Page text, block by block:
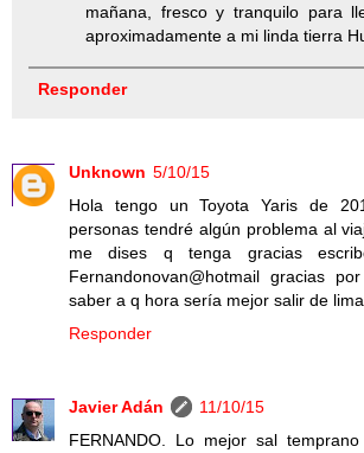
mañana, fresco y tranquilo para
aproximadamente a mi linda tierra
Responder
Unknown 5/10/15
Hola tengo un Toyota Yaris de
personas tendré algún problema al
me dises q tenga gracias
Fernandonovan@hotmail gracias
saber a q hora sería mejor salir de
Responder
Javier Adán
11/10/15
FERNANDO. Lo mejor sal